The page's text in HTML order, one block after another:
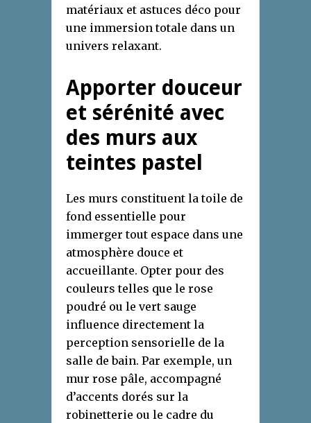
matériaux et astuces déco pour
une immersion totale dans un
univers relaxant.
Apporter douceur
et sérénité avec
des murs aux
teintes pastel
Les murs constituent la toile de
fond essentielle pour
immerger tout espace dans une
atmosphère douce et
accueillante. Opter pour des
couleurs telles que le rose
poudré ou le vert sauge
influence directement la
perception sensorielle de la
salle de bain. Par exemple, un
mur rose pâle, accompagné
d’accents dorés sur la
robinetterie ou le cadre du